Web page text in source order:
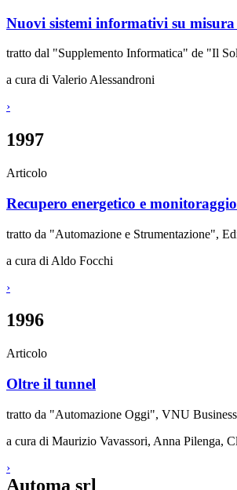
Nuovi sistemi informativi su
tratto dal "Supplemento Informatica" de "Il
a cura di Valerio Alessandroni
›
1997
Articolo
Recupero energetico e
tratto da "Automazione e Strumentazione",
a cura di Aldo Focchi
›
1996
Articolo
Oltre il tunnel
tratto da "Automazione Oggi", VNU
a cura di Maurizio Vavassori, Anna Pilenga,
›
Automa srl